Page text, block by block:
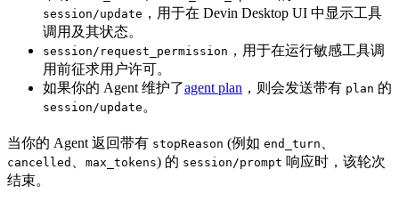
session/update ，用于在 Devin Desktop UI 中显示工具
调用及其状态。
session/request_permission ，用于在运行敏感工具调
用前征求用户许可。
如果你的 Agent 维护了agent plan ，则会发送带有 plan 的
session/update 。
当你的 Agent 返回带有 stopReason (例如 end_turn
cancelled max_tokens) 的 session/prompt 响应时，该轮次
结束。